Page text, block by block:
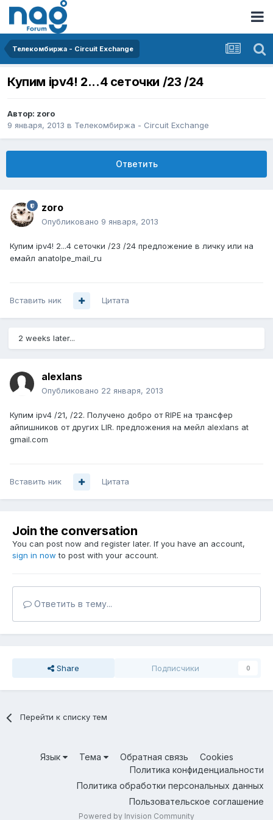
Телекомбиржа - Circuit Exchange
Купим ipv4! 2...4 сеточки /23 /24
Автор: zoro
9 января, 2013 в Телекомбиржа - Circuit Exchange
Ответить
zoro
Опубликовано 9 января, 2013
Купим ipv4! 2...4 сеточки /23 /24 предложение в личку или на
емайл anatolpe_mail_ru
Вставить ник Цитата
2 weeks later...
alexlans
Опубликовано 22 января, 2013
Купим ipv4 /21, /22. Получено добро от RIPE на трансфер
айпишников от других LIR. предложения на мейл alexlans at
gmail.com
Вставить ник Цитата
Join the conversation
You can post now and register later. If you have an account,
sign in now to post with your account.
Ответить в тему...
Share Подписчики 0
Перейти к списку тем
Язык Тема Обратная связь
Cookies
Политика конфиденциальности
Политика обработки персональных данных
Пользовательское соглашение
Powered by Invision Community